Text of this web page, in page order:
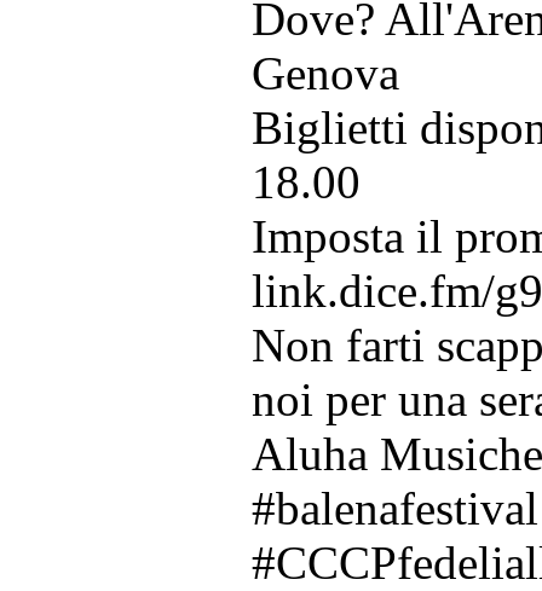
Dove?
Genova
Biglietti
18.00
Imposta il
link.dice.fm/
Non farti
noi per una
Aluha